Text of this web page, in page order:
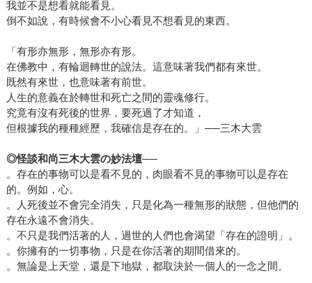
我並不是想看就能看見。
倒不如說，有時候會不小心看見不想看見的東西。
「有形亦無形，無形亦有形。
在佛教中，有輪迴轉世的說法。這意味著我們都有來世。
既然有來世，也意味著有前世。
人生的意義在於轉世和死亡之間的靈魂修行。
究竟有沒有死後的世界，要死過了才知道，
但根據我的種種經歷，我確信是存在的。」──三木大雲
◎怪談和尚三木大雲の妙法壇──
。存在的事物可以是看不見的，肉眼看不見的事物可以是存在
的。例如，心。
。人死後並不會完全消失，只是化為一種無形的狀態，但他們的
存在永遠不會消失。
。不只是我們活著的人，過世的人們也會渴望「存在的證明」。
。你擁有的一切事物，只是在你活著的期間借來的。
。無論是上天堂，還是下地獄，都取決於一個人的一念之間。